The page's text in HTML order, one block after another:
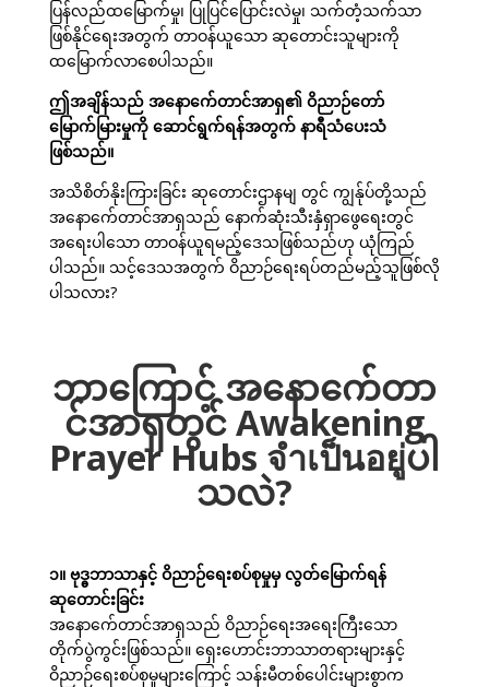
ပြန်လည်ထမြောက်မှု၊ ပြုပြင်ပြောင်းလဲမှု၊ သက်တံ့သက်သာ
ဖြစ်နိုင်ရေးအတွက် တာဝန်ယူသော ဆုတောင်းသူများကို
ထမြောက်လာစေပါသည်။
ဤအချိန်သည် အနောက်ေတာင်အာရှ၏ ဝိညာဉ်တော်
မြောက်မြားမှုကို ဆောင်ရွက်ရန်အတွက် နာရီသံပေးသံ
ဖြစ်သည်။
အသိစိတ်နိုးကြားခြင်း ဆုတောင်းဌာနမျ တွင် ကျွန်ုပ်တို့သည်
အနောက်ေတာင်အာရှသည် နောက်ဆုံးသီးနှံရှာဖွေရေးတွင်
အရေးပါသော တာဝန်ယူရမည့်ဒေသဖြစ်သည်ဟု ယုံကြည်
ပါသည်။ သင့်ဒေသအတွက် ဝိညာဉ်ရေးရပ်တည်မည့်သူဖြစ်လို
ပါသလား?
ဘာကြောင့် အနောက်ေတာ
င်အာရှတွင် Awakening
Prayer Hubs จำเป็นอยู่ပါ
သလဲ?
၁။ ဗုဒ္ဓဘာသာနှင့် ဝိညာဉ်ရေးစပ်စုမှုမှ လွတ်မြောက်ရန်
ဆုတောင်းခြင်း
အနောက်ေတာင်အာရှသည် ဝိညာဉ်ရေးအရေးကြီးသော
တိုက်ပွဲကွင်းဖြစ်သည်။ ရှေးဟောင်းဘာသာတရားများနှင့်
ဝိညာဉ်ရေးစပ်စုမှုများကြောင့် သန်းမီတစ်ပေါင်းများစွာက